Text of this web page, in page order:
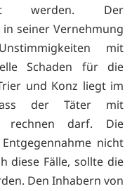
werden. Der
seiner Vernehmung
mit
Schaden für die
und Konz liegt im
der Täter mit
rechnen darf. Die
nicht
diese Fälle, sollte die
Den Inhabern von